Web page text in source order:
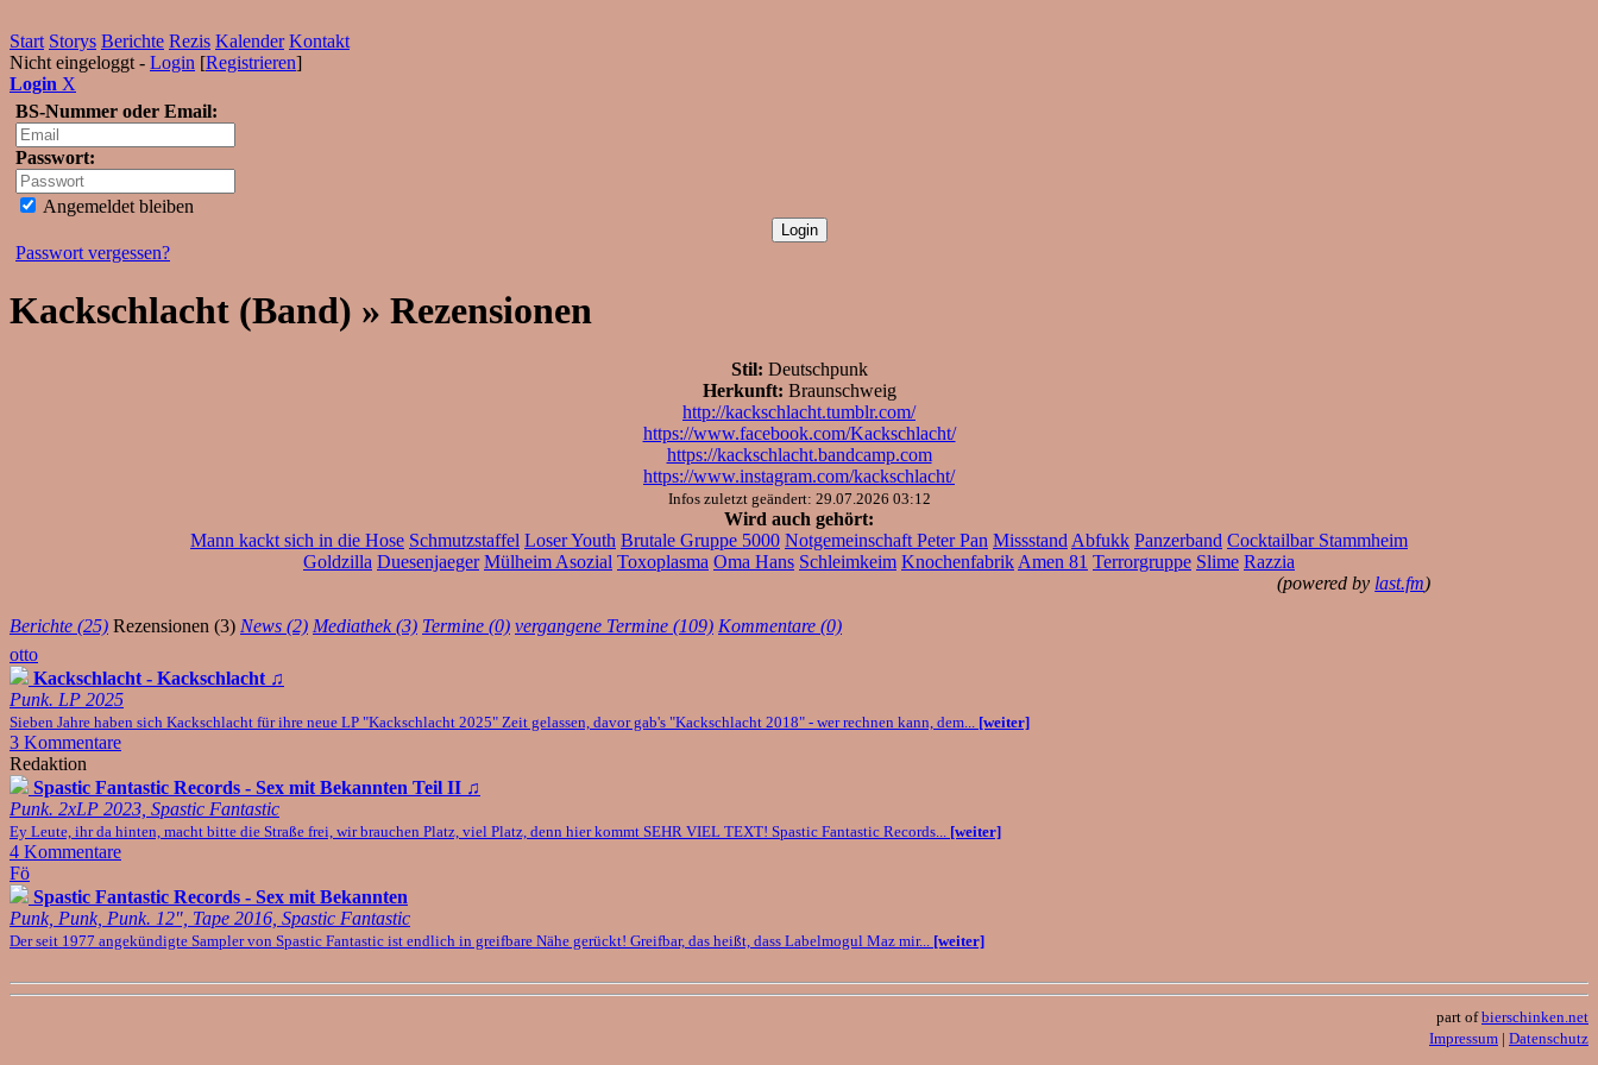
Start Storys Berichte Rezis Kalender Kontakt
Nicht eingeloggt - Login [Registrieren]
Login X
BS-Nummer oder Email:
Passwort:
Angemeldet bleiben
Passwort vergessen?
Kackschlacht (Band) » Rezensionen
Stil: Deutschpunk
Herkunft: Braunschweig
http://kackschlacht.tumblr.com/
https://www.facebook.com/Kackschlacht/
https://kackschlacht.bandcamp.com
https://www.instagram.com/kackschlacht/
Infos zuletzt geändert: 29.07.2026 03:12
Wird auch gehört:
Mann kackt sich in die Hose Schmutzstaffel Loser Youth Brutale Gruppe 5000 Notgemeinschaft Peter Pan Missstand Abfukk Panzerband Cocktailbar Stammheim
Goldzilla Duesenjaeger Mülheim Asozial Toxoplasma Oma Hans Schleimkeim Knochenfabrik Amen 81 Terrorgruppe Slime Razzia
(powered by last.fm)
Berichte (25) Rezensionen (3) News (2) Mediathek (3) Termine (0) vergangene Termine (109) Kommentare (0)
otto
Kackschlacht - Kackschlacht ♫
Punk. LP 2025
Sieben Jahre haben sich Kackschlacht für ihre neue LP "Kackschlacht 2025" Zeit gelassen, davor gab's "Kackschlacht 2018" - wer rechnen kann, dem... [weiter]
3 Kommentare
Redaktion
Spastic Fantastic Records - Sex mit Bekannten Teil II ♫
Punk. 2xLP 2023, Spastic Fantastic
Ey Leute, ihr da hinten, macht bitte die Straße frei, wir brauchen Platz, viel Platz, denn hier kommt SEHR VIEL TEXT! Spastic Fantastic Records... [weiter]
4 Kommentare
Fö
Spastic Fantastic Records - Sex mit Bekannten
Punk, Punk, Punk. 12", Tape 2016, Spastic Fantastic
Der seit 1977 angekündigte Sampler von Spastic Fantastic ist endlich in greifbare Nähe gerückt! Greifbar, das heißt, dass Labelmogul Maz mir... [weiter]
part ofbierschinken.net
Impressum | Datenschutz